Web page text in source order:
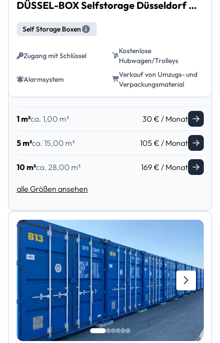
DÜSSEL-BOX Selfstorage Düsseldorf Heerdt
Self Storage Boxen
Zugang mit Schlüssel
Kostenlose
Hubwagen/Trolleys
Alarmsystem
Verkauf von Umzugs- und
Verpackungsmaterial
1 m²ca. 1,00 m³ 30 € / Monat
5 m²ca. 15,00 m³ 105 € / Monat
10 m²ca. 28,00 m³ 169 € / Monat
alle Größen ansehen